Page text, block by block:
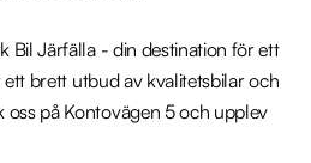
Bil Järfälla - din destination för ett
brett utbud av kvalitetsbilar och
oss på Kontovägen 5 och upplev